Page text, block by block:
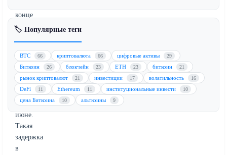
конце
мая,
раскрыла
эту
информацию
рынку
только
в
июне.
Такая
задержка
в
🏷️ Популярные теги
BTC 66 криптовалюта 66 цифровые активы 29
Биткоин 26 блокчейн 23 ETH 23 биткоин 21
рынок криптовалют 21 инвестиции 17 волатильность 16
DeFi 11 Ethereum 11 институциональные инвести 10
цена Биткоина 10 альткоины 9